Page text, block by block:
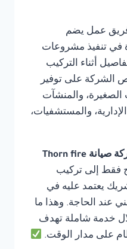
عمل يضم
في تنفيذ مشروعات
أثناء التركيب
الشركة على توفير
والمنشآت
والمستشفيات،
شركة صيانة Thorn fire
فقط إلى تركيب
يعتمد عليه في
عند الحاجة. وهذا ما
خدمة شاملة تهدف
على مدار الوقت.